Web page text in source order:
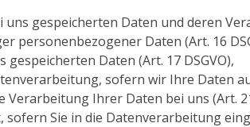
gespeicherten Daten und deren
personenbezogener Daten (Art. 16
Daten (Art. 17 DSGVO),
sofern wir Ihre Daten
Verarbeitung Ihrer Daten bei uns (Art.
Sie in die Datenverarbeitung